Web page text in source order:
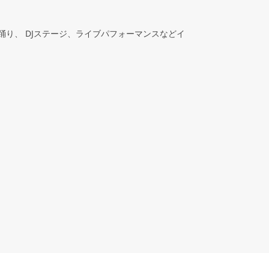
り、 DJステージ、ライブパフォーマンスなどイ